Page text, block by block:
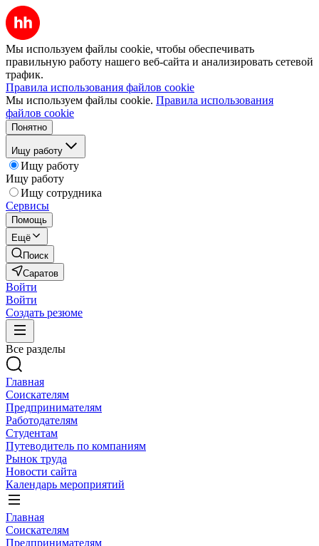
Мы используем файлы cookie, чтобы обеспечивать
правильную работу нашего веб-сайта и анализировать сетевой
трафик.
Правила использования файлов cookie
Мы используем файлы cookie. Правила использования
файлов cookie
Понятно
Ищу работу
Ищу работу
Ищу работу
Ищу сотрудника
Сервисы
Помощь
Ещё
Поиск
Саратов
Войти
Войти
Создать резюме
Все разделы
Главная
Соискателям
Предпринимателям
Работодателям
Студентам
Путеводитель по компаниям
Рынок труда
Новости сайта
Календарь мероприятий
Главная
Соискателям
Предпринимателям